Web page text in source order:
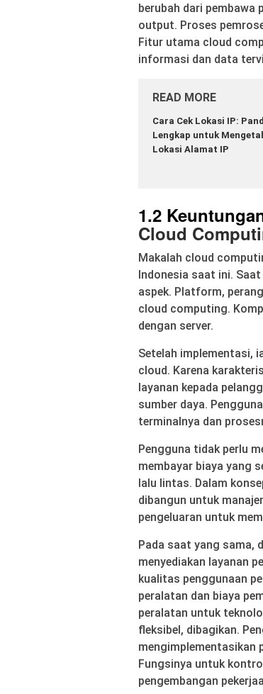
berubah dari
output. Proses
Fitur utama cloud
informasi dan data
READ MORE
Cara Cek Lokasi IP:
Lengkap untuk
Lokasi Alamat IP
1.2
Cloud
MakaIah cloud
Indonesia saat ini.
aspek. Platform,
cloud computing.
dengan server.
Setelah implementasi,
cloud. Karena
layanan kepada
sumber daya.
terminalnya dan
Pengguna tidak perlu
membayar biaya yang
lalu lintas. Dalam
dibangun untuk
pengeluaran untuk
Pada saat yang sama,
menyediakan layanan
kualitas penggunaan
peralatan dan biaya
peralatan untuk
fleksibel, dibagikan.
mengimplementasikan
Fungsinya untuk
pengembangan